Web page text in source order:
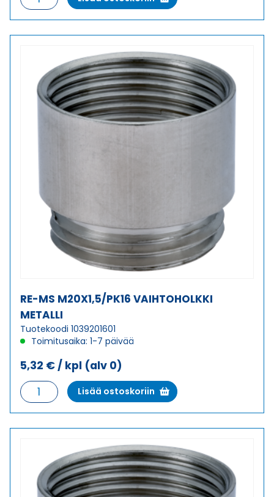
MS
PK16/M25X1,5
RE-MS M20X1,5/PK16 VAIHTOHOLKKI
METALLI
Tuotekoodi 1039201601
Toimitusaika: 1-7 päivää
5,32 € / kpl (alv 0)
RE-
MS
M20X1,5/PK16
Lisää ostoskoriin